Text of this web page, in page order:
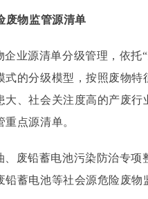
废物监管源清单
企业源清单分级管理，依托
式的分级模型，按照废物
大、社会关注度高的产废
点源清单。
、废铅蓄电池污染防治专
铅蓄电池等社会源危险废物